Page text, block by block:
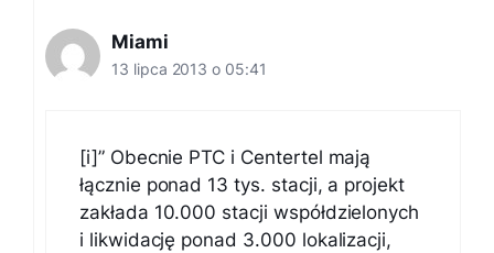
Miami
13 lipca 2013 o 05:41
[i]” Obecnie PTC i Centertel mają
łącznie ponad 13 tys. stacji, a projekt
zakłada 10.000 stacji współdzielonych
i likwidację ponad 3.000 lokalizacji,